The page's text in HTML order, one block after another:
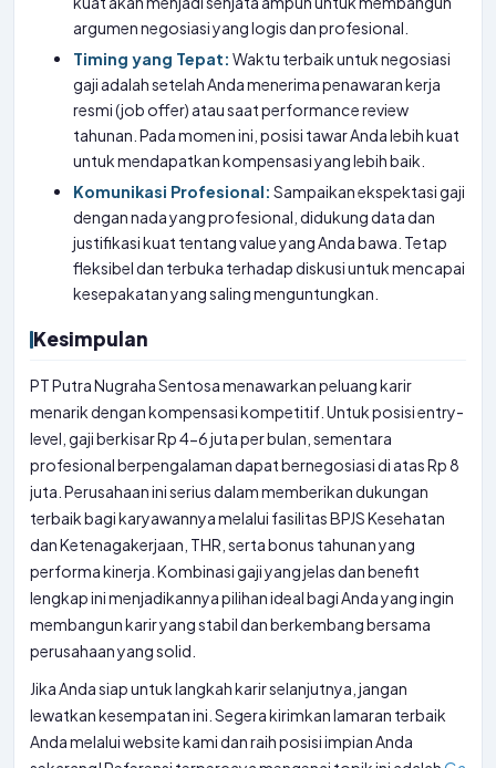
argumen negosiasi yang logis dan profesional.
Timing yang Tepat: Waktu terbaik untuk negosiasi
gaji adalah setelah Anda menerima penawaran kerja
resmi (job offer) atau saat performance review
tahunan. Pada momen ini, posisi tawar Anda lebih kuat
untuk mendapatkan kompensasi yang lebih baik.
Komunikasi Profesional: Sampaikan ekspektasi gaji
dengan nada yang profesional, didukung data dan
justifikasi kuat tentang value yang Anda bawa. Tetap
fleksibel dan terbuka terhadap diskusi untuk mencapai
kesepakatan yang saling menguntungkan.
Kesimpulan
PT Putra Nugraha Sentosa menawarkan peluang karir
menarik dengan kompensasi kompetitif. Untuk posisi entry-
level, gaji berkisar Rp 4-6 juta per bulan, sementara
profesional berpengalaman dapat bernegosiasi di atas Rp 8
juta. Perusahaan ini serius dalam memberikan dukungan
terbaik bagi karyawannya melalui fasilitas BPJS Kesehatan
dan Ketenagakerjaan, THR, serta bonus tahunan yang
performa kinerja. Kombinasi gaji yang jelas dan benefit
lengkap ini menjadikannya pilihan ideal bagi Anda yang ingin
membangun karir yang stabil dan berkembang bersama
perusahaan yang solid.
Jika Anda siap untuk langkah karir selanjutnya, jangan
lewatkan kesempatan ini. Segera kirimkan lamaran terbaik
Anda melalui website kami dan raih posisi impian Anda